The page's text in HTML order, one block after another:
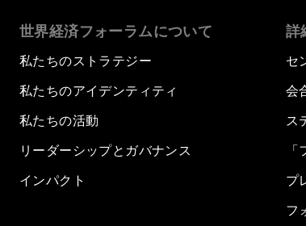
世界経済フォーラムについて
私たちのストラテジー
私たちのアイデンティティ
私たちの活動
リーダーシップとガバナンス
インパクト
詳
セ
会
ス
プ
フ